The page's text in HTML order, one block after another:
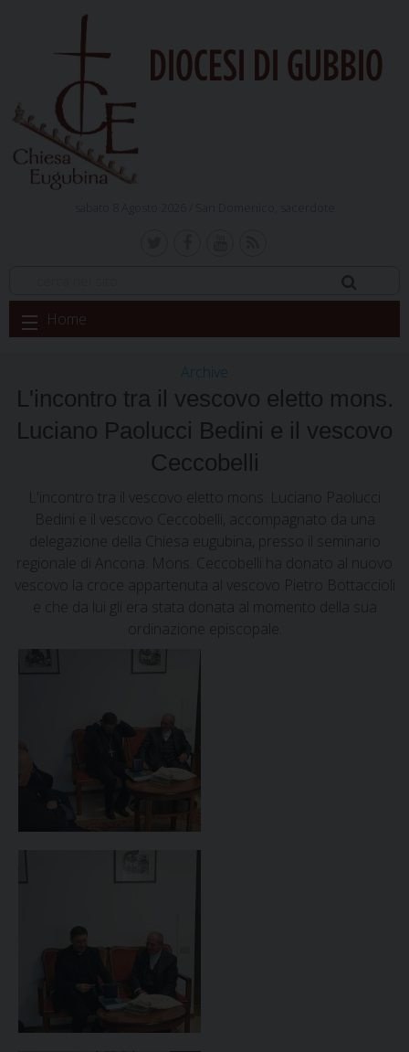
DIOCESI DI GUBBIO
Skip
to
Home
Archive
L'incontro tra il vescovo eletto mons.
Luciano Paolucci Bedini e il vescovo
Ceccobelli
L'incontro tra il vescovo eletto mons. Luciano Paolucci
Bedini e il vescovo Ceccobelli, accompagnato da una
delegazione della Chiesa eugubina, presso il seminario
regionale di Ancona. Mons. Ceccobelli ha donato al nuovo
vescovo la croce appartenuta al vescovo Pietro Bottaccioli
e che da lui gli era stata donata al momento della sua
ordinazione episcopale.